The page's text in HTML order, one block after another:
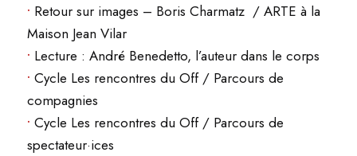
• Retour sur images – Boris Charmatz / ARTE à la
Maison Jean Vilar
• Lecture : André Benedetto, l’auteur dans le corps
• Cycle Les rencontres du Off / Parcours de
compagnies
• Cycle Les rencontres du Off / Parcours de
spectateur·ices